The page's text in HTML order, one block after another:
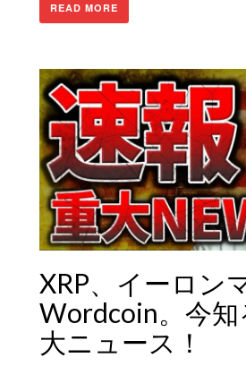
READ MORE
XRP、イーロン
Wordcoin。今
大ニュース！